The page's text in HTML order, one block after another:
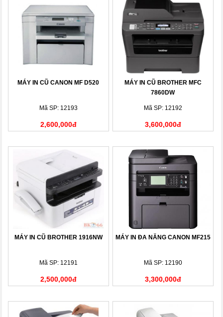
MÁY IN CŨ CANON MF D520
Mã SP: 12193
2,600,000đ
MÁY IN CŨ BROTHER MFC
7860DW
Mã SP: 12192
3,600,000đ
MÁY IN CŨ BROTHER 1916NW
Mã SP: 12191
2,500,000đ
MÁY IN ĐA NĂNG CANON MF215
Mã SP: 12190
3,300,000đ